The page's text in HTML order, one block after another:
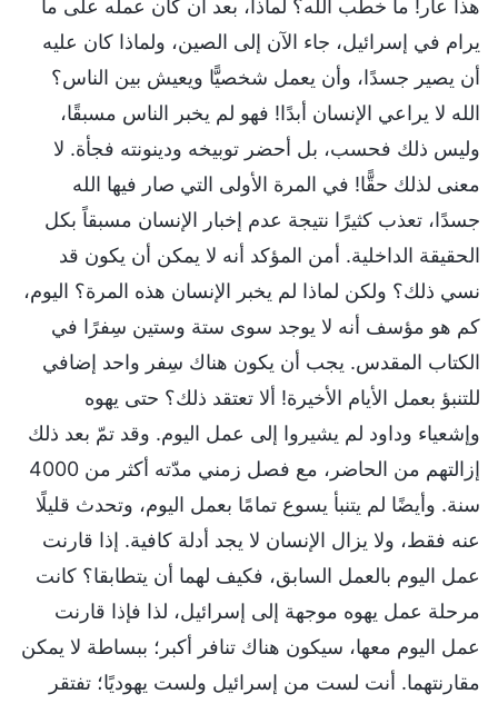
هذا عار! ما خطب الله؟ لماذا، بعد أن كان عمله على ما
يرام في إسرائيل، جاء الآن إلى الصين، ولماذا كان عليه
أن يصير جسدًا، وأن يعمل شخصيًّا ويعيش بين الناس؟
الله لا يراعي الإنسان أبدًا! فهو لم يخبر الناس مسبقًا،
وليس ذلك فحسب، بل أحضر توبيخه ودينونته فجأة. لا
معنى لذلك حقًّا! في المرة الأولى التي صار فيها الله
جسدًا، تعذب كثيرًا نتيجة عدم إخبار الإنسان مسبقاً بكل
الحقيقة الداخلية. أمن المؤكد أنه لا يمكن أن يكون قد
نسي ذلك؟ ولكن لماذا لم يخبر الإنسان هذه المرة؟ اليوم،
كم هو مؤسف أنه لا يوجد سوى ستة وستين سِفرًا في
الكتاب المقدس. يجب أن يكون هناك سِفر واحد إضافي
للتنبؤ بعمل الأيام الأخيرة! ألا تعتقد ذلك؟ حتى يهوه
وإشعياء وداود لم يشيروا إلى عمل اليوم. وقد تمّ بعد ذلك
إزالتهم من الحاضر، مع فصل زمني مدّته أكثر من 4000
سنة. وأيضًا لم يتنبأ يسوع تمامًا بعمل اليوم، وتحدث قليلًا
عنه فقط، ولا يزال الإنسان لا يجد أدلة كافية. إذا قارنت
عمل اليوم بالعمل السابق، فكيف لهما أن يتطابقا؟ كانت
مرحلة عمل يهوه موجهة إلى إسرائيل، لذا فإذا قارنت
عمل اليوم معها، سيكون هناك تنافر أكبر؛ ببساطة لا يمكن
مقارنتهما. أنت لست من إسرائيل ولست يهوديًا؛ تفتقر